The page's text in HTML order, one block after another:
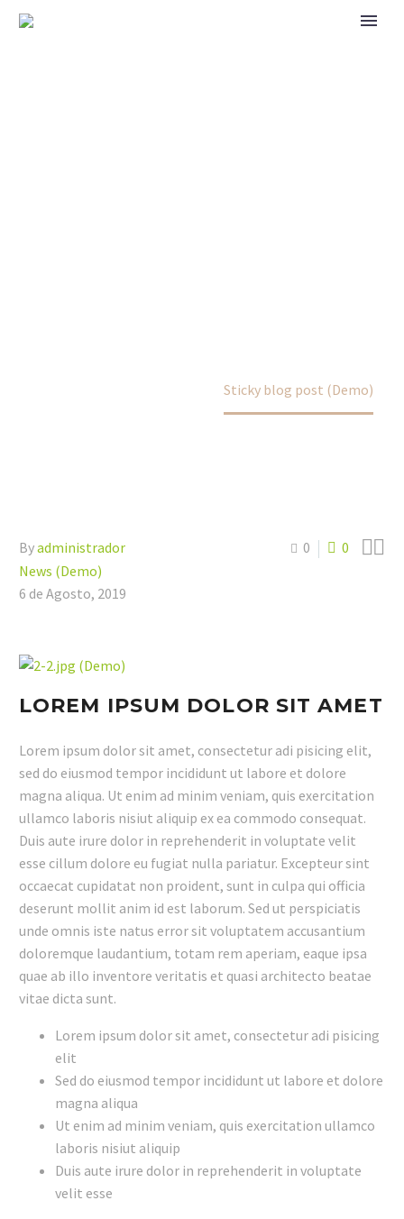
Sticky blog post (Demo)
0 0 
Byadministrador
News (Demo)
6 de Agosto, 2019
LOREM IPSUM DOLOR SIT AMET
Lorem ipsum dolor sit amet, consectetur adi pisicing elit,
sed do eiusmod tempor incididunt ut labore et dolore
magna aliqua. Ut enim ad minim veniam, quis exercitation
ullamco laboris nisiut aliquip ex ea commodo consequat.
Duis aute irure dolor in reprehenderit in voluptate velit
esse cillum dolore eu fugiat nulla pariatur. Excepteur sint
occaecat cupidatat non proident, sunt in culpa qui officia
deserunt mollit anim id est laborum. Sed ut perspiciatis
unde omnis iste natus error sit voluptatem accusantium
doloremque laudantium, totam rem aperiam, eaque ipsa
quae ab illo inventore veritatis et quasi architecto beatae
vitae dicta sunt.
Lorem ipsum dolor sit amet, consectetur adi pisicing
elit
Sed do eiusmod tempor incididunt ut labore et dolore
magna aliqua
Ut enim ad minim veniam, quis exercitation ullamco
laboris nisiut aliquip
Duis aute irure dolor in reprehenderit in voluptate
velit esse